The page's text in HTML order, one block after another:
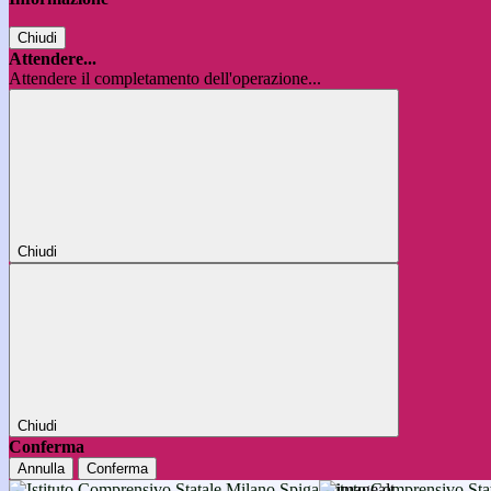
Chiudi
Attendere...
Attendere il completamento dell'operazione...
Chiudi
Chiudi
Conferma
Annulla Conferma